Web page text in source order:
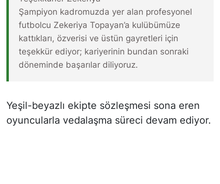
Şampiyon kadromuzda yer alan profesyonel
futbolcu Zekeriya Topayan’a kulübümüze
kattıkları, özverisi ve üstün gayretleri için
teşekkür ediyor; kariyerinin bundan sonraki
döneminde başarılar diliyoruz.
Yeşil-beyazlı ekipte sözleşmesi sona eren
oyuncularla vedalaşma süreci devam ediyor.